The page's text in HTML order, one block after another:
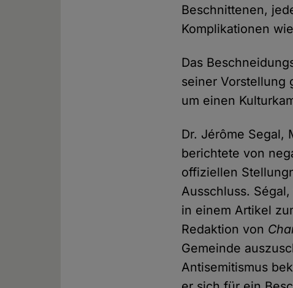
Beschnittenen,
Komplikationen
Das
seiner Vorstellung
um einen
Dr. Jérôme Segal,
berichtete von
offiziellen
Ausschluss.
in einem Artikel
Redaktion von
Gemeinde
Antisemitismus